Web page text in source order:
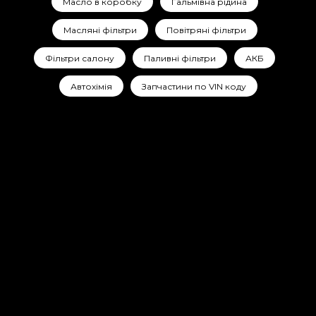
Масляні фільтри Повітряні фільтри
Фільтри салону Паливні фільтри АКБ
Автохімія Запчастини по VIN коду